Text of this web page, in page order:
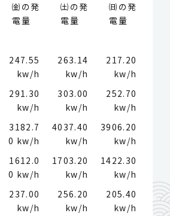
㈮の発
電量
㈯の発
電量
㈰の発
電量
247.55
kw/h
263.14
kw/h
217.20
kw/h
291.30
kw/h
303.00
kw/h
252.70
kw/h
3182.7
0 kw/h
4037.40
kw/h
3906.20
kw/h
1612.0
0 kw/h
1703.20
kw/h
1422.30
kw/h
237.00
kw/h
256.20
kw/h
205.40
kw/h